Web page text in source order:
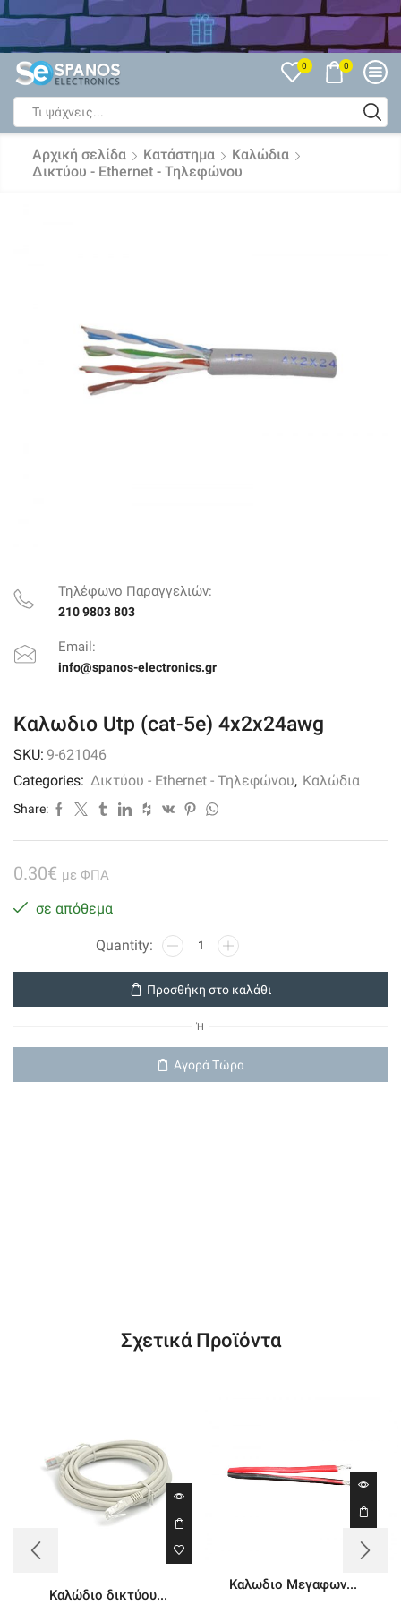
Δείτε όλες τις Εκπτώσεις
0 0
input
Αρχική σελίδα Κατάστημα
Καλώδια
Δικτύου - Ethernet - Τηλεφώνου
Τηλέφωνο Παραγγελιών:
210 9803 803
Email:
info@spanos-electronics.gr
Καλωδιο Utp (cat-5e) 4x2x24awg
SKU: 9-621046
Categories: Δικτύου - Ethernet - Τηλεφώνου, Καλώδια
Share:
0.30€ με ΦΠΑ
σε απόθεμα
Καλωδιο
(cat-
5e)
4x2x24awg
Προσθήκη στο καλάθι
Ή
Αγορά Τώρα
Σχετικά Προϊόντα
Kαλώδιο δικτύου...
Καλωδιο Μεγαφων...